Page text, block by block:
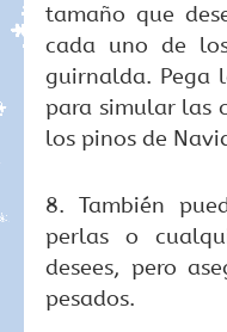
tamaño que
cada uno de
guirnalda. Pega
para simular las
los pinos de
8. También
perlas o
desees, pero
pesados.